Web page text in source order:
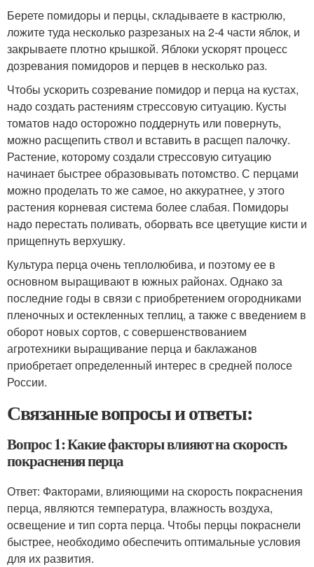
Берете помидоры и перцы, складываете в кастрюлю,
ложите туда несколько разрезаных на 2-4 части яблок, и
закрываете плотно крышкой. Яблоки ускорят процесс
дозревания помидоров и перцев в несколько раз.
Чтобы ускорить созревание помидор и перца на кустах,
надо создать растениям стрессовую ситуацию. Кусты
томатов надо осторожно поддернуть или повернуть,
можно расщепить ствол и вставить в расщеп палочку.
Растение, которому создали стрессовую ситуацию
начинает быстрее образовывать потомство. С перцами
можно проделать то же самое, но аккуратнее, у этого
растения корневая система более слабая. Помидоры
надо перестать поливать, оборвать все цветущие кисти и
прищепнуть верхушку.
Культура перца очень теплолюбива, и поэтому ее в
основном выращивают в южных районах. Однако за
последние годы в связи с приобретением огородниками
пленочных и остекленных теплиц, а также с введением в
оборот новых сортов, с совершенствованием
агротехники выращивание перца и баклажанов
приобретает определенный интерес в средней полосе
России.
Связанные вопросы и ответы:
Вопрос 1: Какие факторы влияют на скорость
покраснения перца
Ответ: Факторами, влияющими на скорость покраснения
перца, являются температура, влажность воздуха,
освещение и тип сорта перца. Чтобы перцы покраснели
быстрее, необходимо обеспечить оптимальные условия
для их развития.